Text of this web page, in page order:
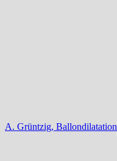
A. Grüntzig, Ballondilatation